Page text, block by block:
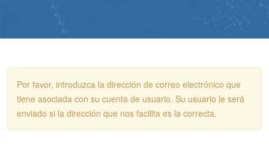
Por favor, introduzca la dirección de correo electrónico que
tiene asociada con su cuenta de usuario. Su usuario le será
enviado si la dirección que nos facilita es la correcta.